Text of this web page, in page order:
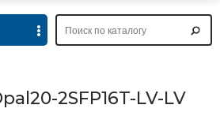
2SFP16T-LV-LV